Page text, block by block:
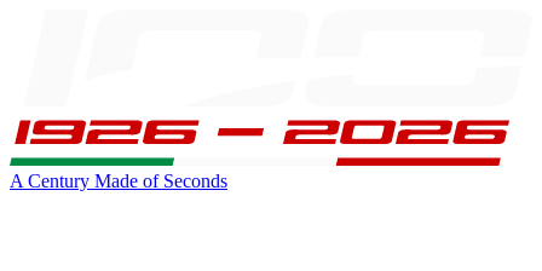
A Century Made of Seconds